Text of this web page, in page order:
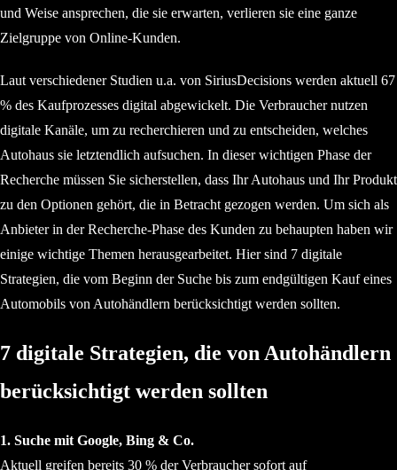
und Weise ansprechen, die sie erwarten, verlieren sie eine ganze
Zielgruppe von Online-Kunden.
Laut verschiedener Studien u.a. von SiriusDecisions werden aktuell 67
% des Kaufprozesses digital abgewickelt. Die Verbraucher nutzen
digitale Kanäle, um zu recherchieren und zu entscheiden, welches
Autohaus sie letztendlich aufsuchen. In dieser wichtigen Phase der
Recherche müssen Sie sicherstellen, dass Ihr Autohaus und Ihr Produkt
zu den Optionen gehört, die in Betracht gezogen werden. Um sich als
Anbieter in der Recherche-Phase des Kunden zu behaupten haben wir
einige wichtige Themen herausgearbeitet. Hier sind 7 digitale
Strategien, die vom Beginn der Suche bis zum endgültigen Kauf eines
Automobils von Autohändlern berücksichtigt werden sollten.
7 digitale Strategien, die von Autohändlern
berücksichtigt werden sollten
1. Suche mit Google, Bing & Co.
Aktuell greifen bereits 30 % der Verbraucher sofort auf